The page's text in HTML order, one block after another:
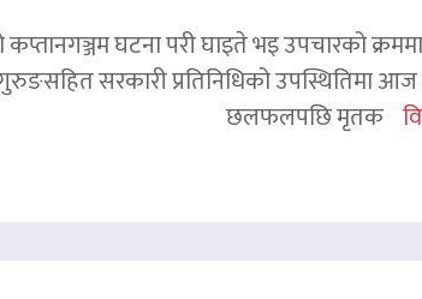
घटना परी घाइते भइ उपचारको
सरकारी प्रतिनिधिको उपस्थितिमा आज
छलफलपछि मृतक